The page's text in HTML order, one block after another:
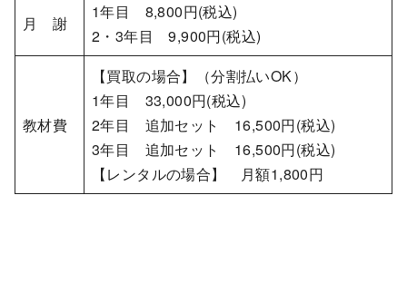
月 謝
1年目 8,800円(税込)
2・3年目 9,900円(税込)
教材費
【買取の場合】（分割払いOK）
1年目 33,000円(税込)
2年目 追加セット 16,500円(税込)
3年目 追加セット 16,500円(税込)
【レンタルの場合】 月額1,800円